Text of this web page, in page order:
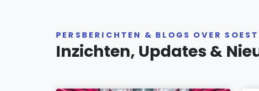
PERSBERICHTEN & BLOGS OVER SOEST
Inzichten, Updates &